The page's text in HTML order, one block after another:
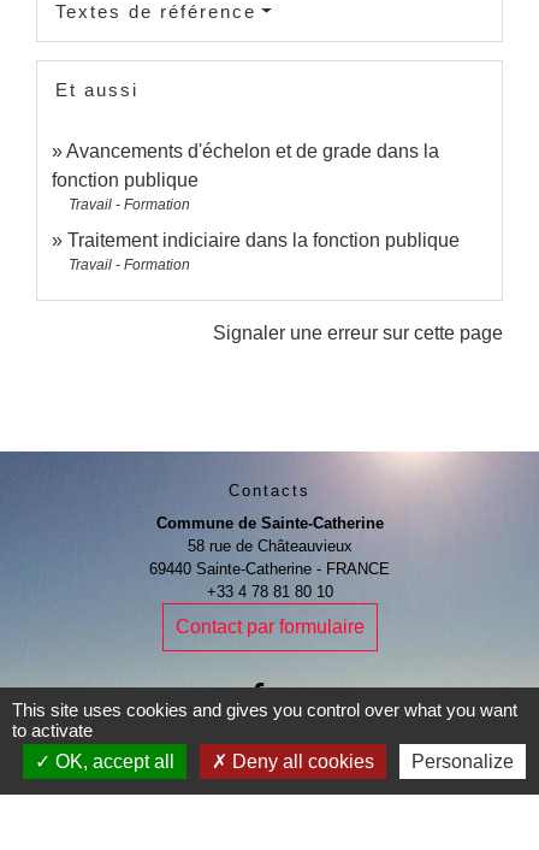
Textes de référence
Et aussi
Avancements d'échelon et de grade dans la
fonction publique
Travail - Formation
Traitement indiciaire dans la fonction publique
Travail - Formation
Signaler une erreur sur cette page
Contacts
Commune de Sainte-Catherine
58 rue de Châteauvieux
69440 Sainte-Catherine - FRANCE
+33 4 78 81 80 10
Contact par formulaire
Je Contribue
This site uses cookies and gives you control over what you want
to activate
OK, accept all
Deny all cookies Personalize